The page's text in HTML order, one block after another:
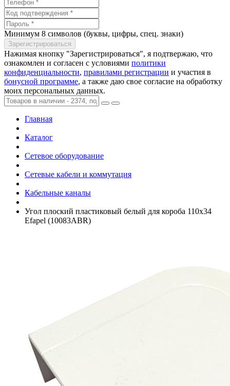
Минимум 8 символов (буквы, цифры, спец. знаки)
Нажимая кнопку "Зарегистрироваться", я подтвержаю, что
ознакомлен и согласен с условиями политики
конфиденциальности, правилами регистрации и участия в
бонусной программе, а также даю свое согласие на обработку
моих персональных данных.
Главная
Каталог
Сетевое оборудование
Сетевые кабели и коммутация
Кабельные каналы
Угол плоский пластиковый белый для короба 110x34
Efapel (10083ABR)